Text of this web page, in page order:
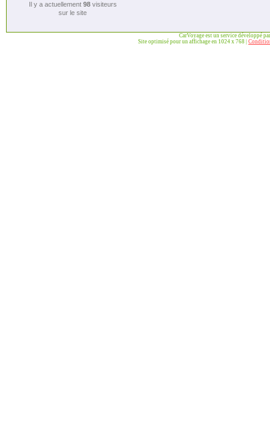
Il y a actuellement 98visiteurs
sur le site
CarVoyage est un service développé
Site optimisé pour un affichage en 1024 x 768 |